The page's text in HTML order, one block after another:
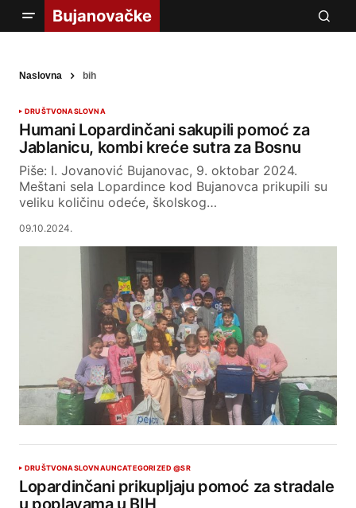
Naslovna bih
DRUŠTVONASLOVNA
Humani Lopardinčani sakupili pomoć za
Jablanicu, kombi kreće sutra za Bosnu
Piše: I. Jovanović Bujanovac, 9. oktobar 2024.
Meštani sela Lopardince kod Bujanovca prikupili su
veliku količinu odeće, školskog…
09.10.2024.
DRUŠTVONASLOVNAUNCATEGORIZED @SR
Lopardinčani prikupljaju pomoć za stradale